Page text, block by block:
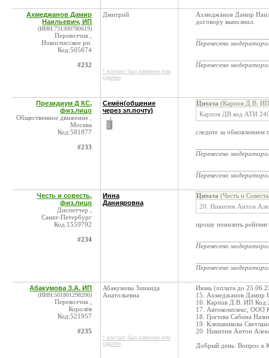
Ахмеджанов Дамир
Наильевич, ИП
(ИНН:731300780619)
Перевозчик ,
Новоспасское рп.
Код:505674
#232
Дмитрий
* контакт был изменен или
удален
Ахмеджанов Дамир
договору выполнил.
Перенесено
Перенесено
Президиум Д КС,
физ.лицо
Общественное движение ,
Москва
Код:581877
#233
Семён(общение
через эл.почту)
Цитата (Карпов Д.В.
Карпов ДВ код АТИ
следите за обновлением
Перенесено
Перенесено
Честь и совесть,
физ.лицо
Диспетчер ,
Санкт-Петербург
Код:1559792
#234
Инна
Данияровна
Цитата (Честь и
20. Никитин Антон
прошу понизить рейтинг
Перенесено
Перенесено
Абакумова З.А. ИП
(ИНН:501801298200)
Перевозчик ,
Королёв
Код:521957
#235
Абакумова Зинаида
Анатольевна
* контакт был изменен или
удален
Июнь (оплата до
15. Ахмеджанов Дамир
16. Карпов Д.В. ИП
17. Автокомплекс, ООО
18. Грачева Сабина
19. Клюшникова
20. Никитин Антон
Добрый день. Вопрос к